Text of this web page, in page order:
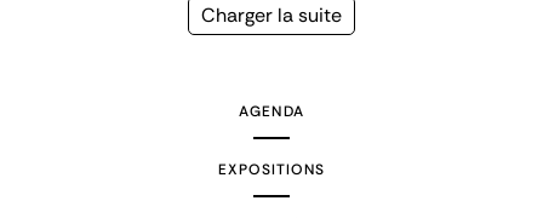
Page
Charger la suite
AGENDA
EXPOSITIONS